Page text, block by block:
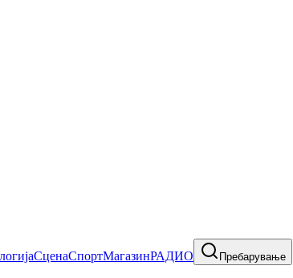
СценаСпортМагазинРАДИО Пребарување